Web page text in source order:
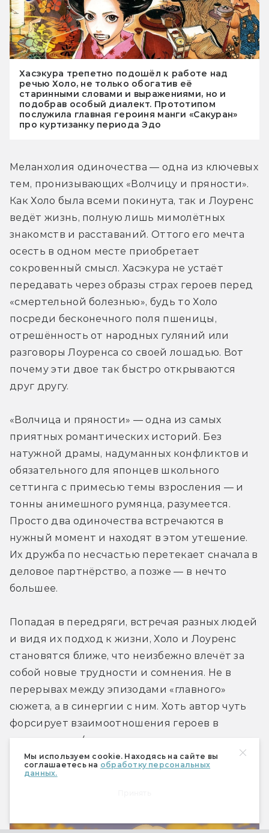
Мы используем cookie. Находясь на сайте вы
соглашаетесь на обработку персональных
данных.
Хасэкура трепетно подошёл к работе над
речью Холо, не только обогатив её
старинными словами и выражениями, но и
подобрав особый диалект. Прототипом
послужила главная героиня манги «Сакуран»
про куртизанку периода Эдо
Меланхолия одиночества — одна из ключевых
тем, пронизывающих «Волчицу и пряности».
Как Холо была всеми покинута, так и Лоуренс
ведёт жизнь, полную лишь мимолётных
знакомств и расставаний. Оттого его мечта
осесть в одном месте приобретает
сокровенный смысл. Хасэкура не устаёт
передавать через образы страх героев перед
«смертельной болезнью», будь то Холо
посреди бесконечного поля пшеницы,
отрешённость от народных гуляний или
разговоры Лоуренса со своей лошадью. Вот
почему эти двое так быстро открываются
друг другу.
«Волчица и пряности» — одна из самых
приятных романтических историй. Без
натужной драмы, надуманных конфликтов и
обязательного для японцев школьного
сеттинга с примесью темы взросления — и
тонны анимешного румянца, разумеется.
Просто два одиночества встречаются в
нужный момент и находят в этом утешение.
Их дружба по несчастью перетекает сначала в
деловое партнёрство, а позже — в нечто
большее.
Попадая в передряги, встречая разных людей
и видя их подход к жизни, Холо и Лоуренс
становятся ближе, что неизбежно влечёт за
собой новые трудности и сомнения. Не в
перерывах между эпизодами «главного»
сюжета, а в синергии с ним. Хоть автор чуть
форсирует взаимоотношения героев в
первом томе (сказывается попытка запихнуть
в первую книгу как можно больше всего), их
динамика кажется естественной и идеально